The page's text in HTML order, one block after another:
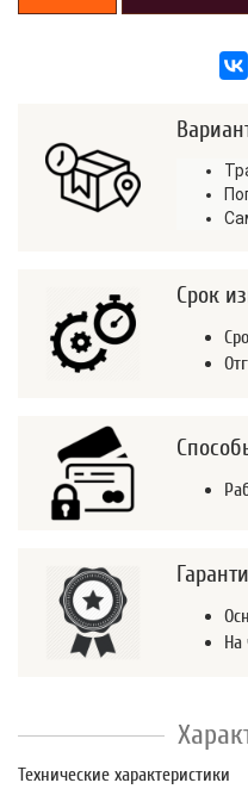
Срок
На
Технические характеристики